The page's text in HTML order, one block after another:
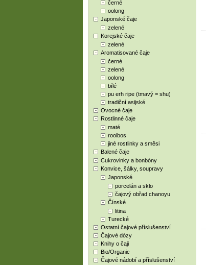
černé
oolong
Japonské čaje
zelené
Korejské čaje
zelené
Aromatisované čaje
černé
zelené
oolong
bílé
pu erh ripe (tmavý = shu)
tradiční asijské
Ovocné čaje
Rostlinné čaje
maté
rooibos
jiné rostlinky a směsi
Balené čaje
Cukrovinky a bonbóny
Konvice, šálky, soupravy
Japonské
porcelán a sklo
čajový obřad chanoyu
Čínské
litina
Turecké
Ostatní čajové příslušenství
Čajové dózy
Knihy o čaji
Bio/Organic
Čajové nádobí a příslušenství